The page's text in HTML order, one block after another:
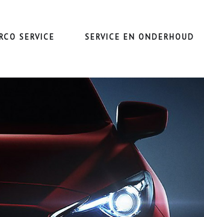
SERVICE SERVICE EN ONDERHOUD